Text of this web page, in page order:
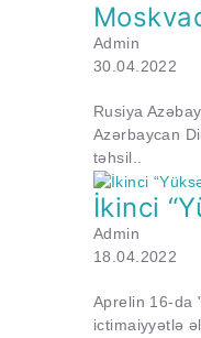
Admin
30.04.2022
Rusiya
Azərbaycan
təhsil..
İkinci
Admin
18.04.2022
Aprelin 16-da
ictimaiyyətlə